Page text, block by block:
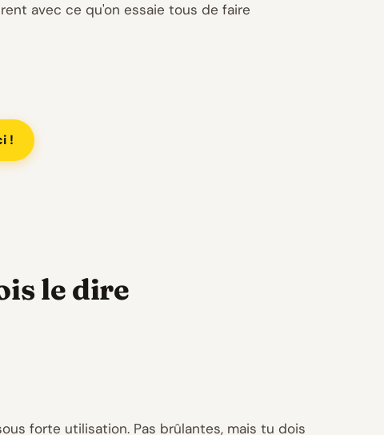
avec ce qu'on essaie tous de faire
!
le dire
forte utilisation. Pas brûlantes, mais tu dois